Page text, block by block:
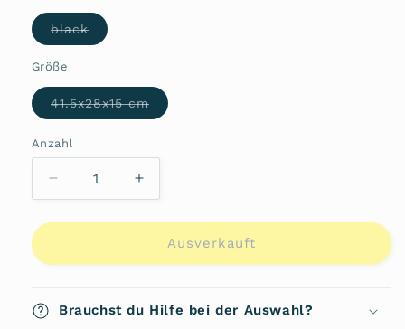
blackVariante
ausverkauft
Größe
41.5x28x15 cmVariante
ausverkauft
Anzahl
Anzahl
Verringere
die
Menge
SECURIPAK
14.1&quot;
Erhöhe
die
Menge
SECURIPAK
14.1&quot;
Ausverkauft
Brauchst du Hilfe bei der Auswahl?